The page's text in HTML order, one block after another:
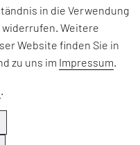
in die Verwendung
Weitere
Website finden Sie in
zu uns im Impressum.
.